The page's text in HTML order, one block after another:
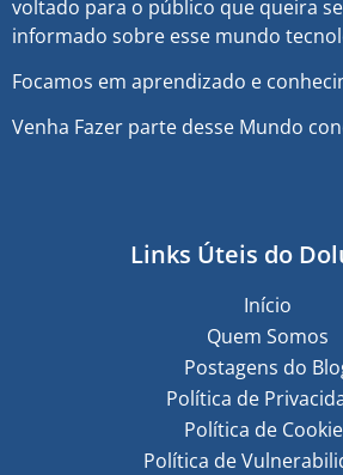
voltado para o público que queira
informado sobre esse mundo
Focamos em aprendizado e
Venha Fazer parte desse Mundo
Links Úteis do
Início
Quem Somos
Postagens do
Política de
Política de
Política de